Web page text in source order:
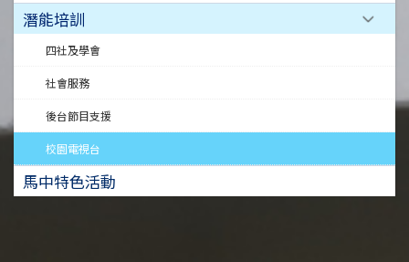
潛能培訓
四社及學會
社會服務
後台節目支援
校園電視台
馬中特色活動